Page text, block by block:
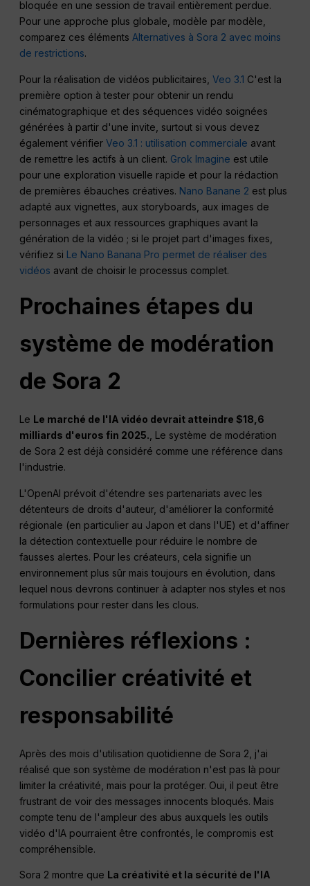
bloquée en une session de travail entièrement perdue.
Pour une approche plus globale, modèle par modèle,
comparez ces élémentsAlternatives à Sora 2 avec moins
de restrictions.
Pour la réalisation de vidéos publicitaires,Veo 3.1 C'est la
première option à tester pour obtenir un rendu
cinématographique et des séquences vidéo soignées
générées à partir d'une invite, surtout si vous devez
également vérifierVeo 3.1 : utilisation commerciale avant
de remettre les actifs à un client. Grok Imagine est utile
pour une exploration visuelle rapide et pour la rédaction
de premières ébauches créatives. Nano Banane 2 est plus
adapté aux vignettes, aux storyboards, aux images de
personnages et aux ressources graphiques avant la
génération de la vidéo ; si le projet part d'images fixes,
vérifiez si Le Nano Banana Pro permet de réaliser des
vidéos avant de choisir le processus complet.
Prochaines étapes du
système de modération
de Sora 2
Le Le marché de l'IA vidéo devrait atteindre $18,6
milliards d'euros fin 2025. , Le système de modération
de Sora 2 est déjà considéré comme une référence dans
l'industrie.
L'OpenAI prévoit d'étendre ses partenariats avec les
détenteurs de droits d'auteur, d'améliorer la conformité
régionale (en particulier au Japon et dans l'UE) et d'affiner
la détection contextuelle pour réduire le nombre de
fausses alertes. Pour les créateurs, cela signifie un
environnement plus sûr mais toujours en évolution, dans
lequel nous devrons continuer à adapter nos styles et nos
formulations pour rester dans les clous.
Dernières réflexions :
Concilier créativité et
responsabilité
Après des mois d'utilisation quotidienne de Sora 2, j'ai
réalisé que son système de modération n'est pas là pour
limiter la créativité, mais pour la protéger. Oui, il peut être
frustrant de voir des messages innocents bloqués. Mais
compte tenu de l'ampleur des abus auxquels les outils
vidéo d'IA pourraient être confrontés, le compromis est
compréhensible.
Sora 2 montre que La créativité et la sécurité de l'IA